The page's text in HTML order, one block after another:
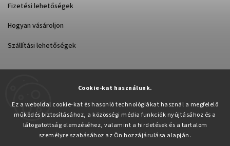
Cookie-kat használunk.
Ez a weboldal cookie-kat és hasonló technológiákat használ a megfelelő
működés biztosításához, a közösségi média funkciók nyújtásához és a
látogatottság elemzéséhez, valamint a hirdetések és a tartalom
személyre szabásához az Ön hozzájárulása alapján.
Fizetési lehetőségek
Hogyan vásároljon
Szállítási lehetőségek